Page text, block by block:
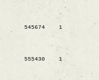
545674
1
555430
1